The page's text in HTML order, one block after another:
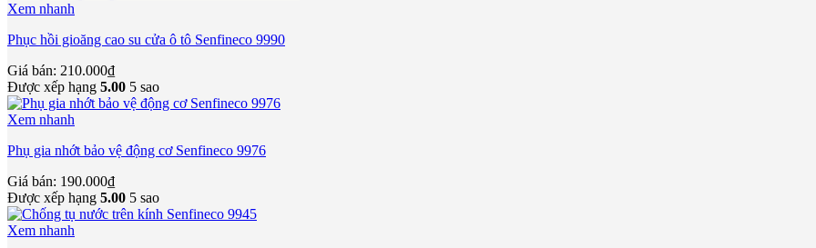
Xem nhanh
Phục hồi gioăng cao su cửa ô tô Senfineco 9990
Giá bán: 210.000₫
Được xếp hạng 5.00 5 sao
Xem nhanh
Phụ gia nhớt bảo vệ động cơ Senfineco 9976
Giá bán: 190.000₫
Được xếp hạng 5.00 5 sao
Xem nhanh